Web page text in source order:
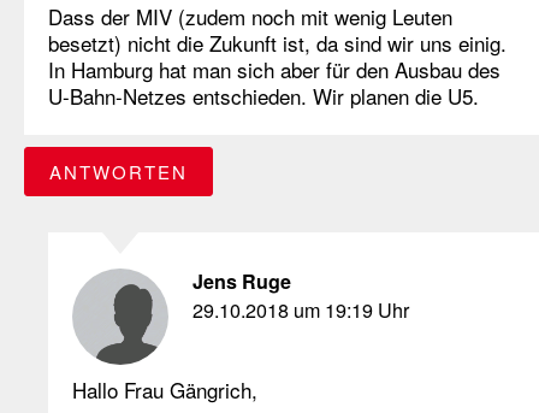
Dass der MIV (zudem noch mit wenig Leuten
besetzt) nicht die Zukunft ist, da sind wir uns einig.
In Hamburg hat man sich aber für den Ausbau des
U-Bahn-Netzes entschieden. Wir planen die U5.
ANTWORTEN
Jens Ruge
29.10.2018 um 19:19 Uhr
Hallo Frau Gängrich,